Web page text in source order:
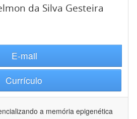
da Silva Gesteira
E-mail
Currículo
a memória epigenética